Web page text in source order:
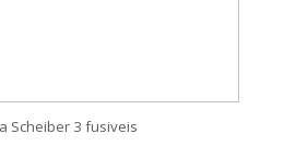
Scheiber 3 fusiveis